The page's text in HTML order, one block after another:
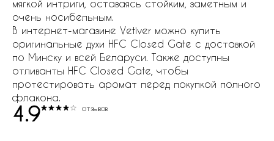
мягкой интриги, оставаясь стойким, заметным и
очень носибельным.
В интернет-магазине Vetiver можно купить
оригинальные духи HFC Closed Gate с доставкой
по Минску и всей Беларуси. Также доступны
отливанты HFC Closed Gate, чтобы
протестировать аромат перед покупкой полного
флакона.
4.9 отзывов